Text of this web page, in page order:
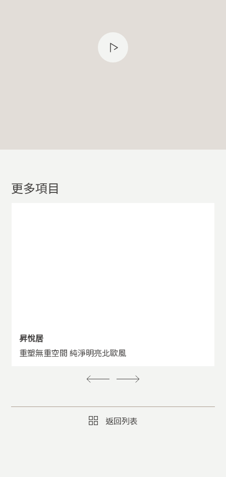
更多項目
昇悅居
重塑無重空間 純淨明亮北歐風
返回列表